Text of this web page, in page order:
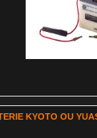
KYOTO OU